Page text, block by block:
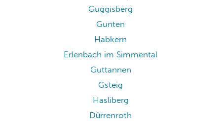
Guggisberg
Gunten
Habkern
Erlenbach im Simmental
Guttannen
Gsteig
Hasliberg
Dürrenroth